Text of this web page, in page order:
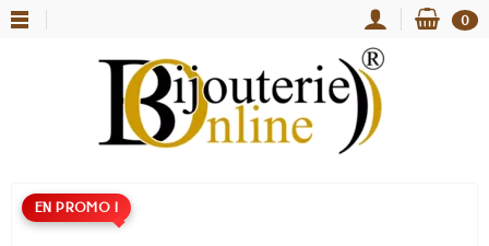
0
EN PROMO !